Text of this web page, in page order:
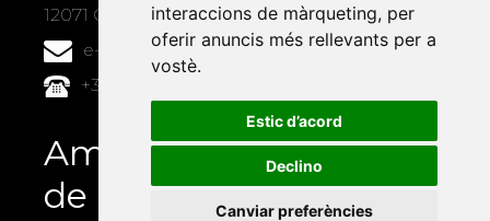
interaccions de màrqueting, per
oferir anuncis més rellevants per a
vostè.
Estic d’acord
Declino
Canviar preferències
12071 Castelló de la Plana
e-buc@vives.org
+34 964 72 89 93
Amb el suport
de